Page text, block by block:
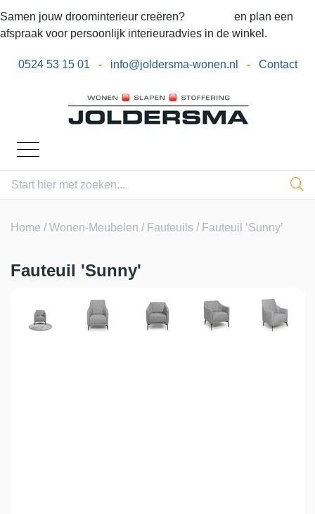
Samen jouw droominterieur creëren?
en plan een
afspraak voor persoonlijk interieuradvies in de winkel.
0524 53 15 01 - info@joldersma-wonen.nl - Contact
Home /Wonen-Meubelen / Fauteuils / Fauteuil ‘Sunny’
Fauteuil 'Sunny'